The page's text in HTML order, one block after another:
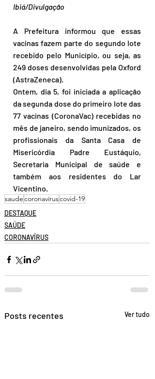
Ibiá/Divulgação
A Prefeitura informou que essas
vacinas fazem parte do segundo lote
recebido pelo Município, ou seja, as
249 doses desenvolvidas pela Oxford
(AstraZeneca).
Ontem, dia 5, foi iniciada a aplicação
da segunda dose do primeiro lote das
77 vacinas (CoronaVac) recebidas no
mês de janeiro, sendo imunizados, os
profissionais da Santa Casa de
Misericórdia Padre Eustáquio,
Secretaria Municipal de saúde e
também aos residentes do Lar
Vicentino.
saudecoronavíruscovid-19
DESTAQUE
SAÚDE
CORONAVÍRUS
Posts recentes Ver tudo